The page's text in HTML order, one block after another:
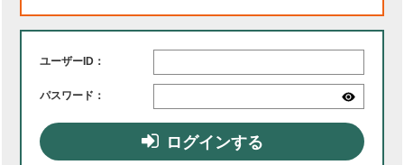
ユーザーID：
パスワード：
ログインする